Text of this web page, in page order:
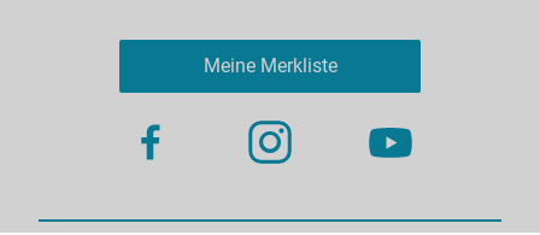
Meine Merkliste